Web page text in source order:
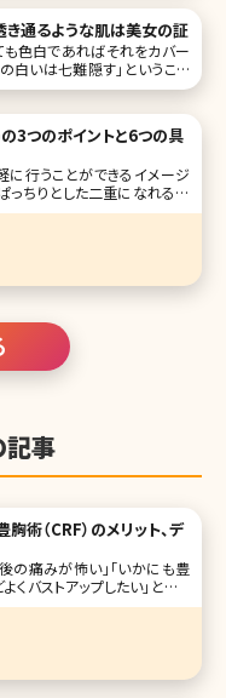
き通るような肌は美女の証
色白であればそれをカバー
白いは七難隠す」ということ
や髪型などでだいぶ雰囲気が
もともと持っている肌質が大
3つのポイントと6つの具
行うことができるイメージ
っちりとした二重になれる魔
ですが、実は二重埋没法で思
ケースも少なくありません。
ながら、失敗しないために
記事
術（CRF）のメリット、デ
の痛みが怖い」「いかにも豊
バストアップしたい」という
ンデンスリッチ豊胸術です。
イムが短いなど、さまざまな
ンデンスリッチ豊胸がどんな